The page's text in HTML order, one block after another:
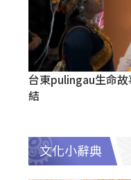
台東pulingau生命
結
文化小辭典